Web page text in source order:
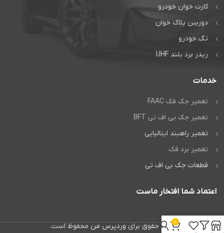
کارت خوان خودرو
دوربین پلاک خوان
تگ خودرو
ریدر برد بلند UHF
خدمات
تعمیر جک فک FAAC
تعمیر جک بی اف تی BFT
تعمیر راهبند ایتالیایی
تعمیر برد فک
قطعات جک بی اف تی
اعتماد شما افتخار ماست
تمام حقوق برای وردپرس من محفوظ است. 0